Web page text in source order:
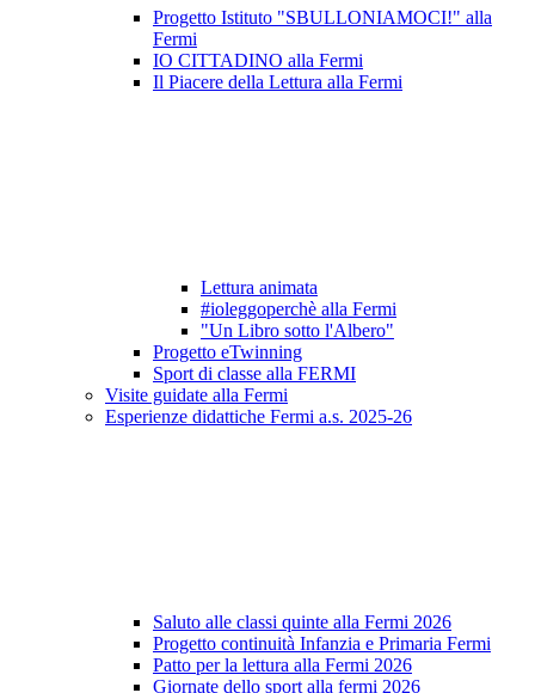
Progetto Istituto "SBULLONIAMOCI!" alla
Fermi
IO CITTADINO alla Fermi
Il Piacere della Lettura alla Fermi
Lettura animata
#ioleggoperchè alla Fermi
"Un Libro sotto l'Albero"
Progetto eTwinning
Sport di classe alla FERMI
Visite guidate alla Fermi
Esperienze didattiche Fermi a.s. 2025-26
Saluto alle classi quinte alla Fermi 2026
Progetto continuità Infanzia e Primaria Fermi
Patto per la lettura alla Fermi 2026
Giornate dello sport alla fermi 2026